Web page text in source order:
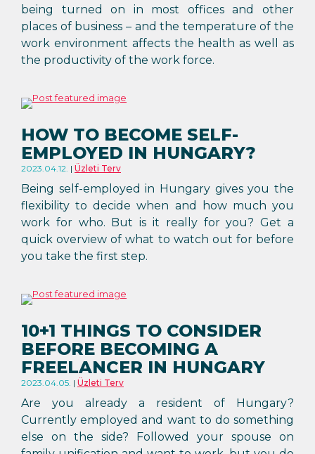
being turned on in most offices and other
places of business – and the temperature of the
work environment affects the health as well as
the productivity of the work force.
HOW TO BECOME SELF-
EMPLOYED IN HUNGARY?
2023.04.12. Üzleti Terv
Being self-employed in Hungary gives you the
flexibility to decide when and how much you
work for who. But is it really for you? Get a
quick overview of what to watch out for before
you take the first step.
10+1 THINGS TO CONSIDER
BEFORE BECOMING A
FREELANCER IN HUNGARY
2023.04.05. Üzleti Terv
Are you already a resident of Hungary?
Currently employed and want to do something
else on the side? Followed your spouse on